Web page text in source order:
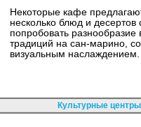
Некоторые кафе
несколько блюд и десертов
попробовать разнообразие
традиций на сан-марино,
визуальным наслаждением.
Культурные